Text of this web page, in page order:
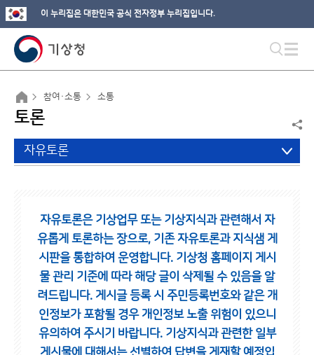
이 누리집은 대한민국 공식 전자정부 누리집입니다.
참여·소통 소통
토론
자유토론
자유토론은 기상업무 또는 기상지식과 관련해서 자
유롭게 토론하는 장으로, 기존 자유토론과 지식샘 게
시판을 통합하여 운영합니다. 기상청 홈페이지 게시
물 관리 기준에 따라 해당 글이 삭제될 수 있음을 알
려드립니다. 게시글 등록 시 주민등록번호와 같은 개
인정보가 포함될 경우 개인정보 노출 위험이 있으니
유의하여 주시기 바랍니다. 기상지식과 관련한 일부
게시물에 대해서는 선별하여 답변을 게재할 예정입